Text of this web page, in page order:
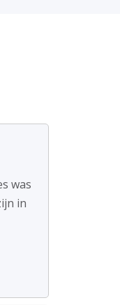
was
in